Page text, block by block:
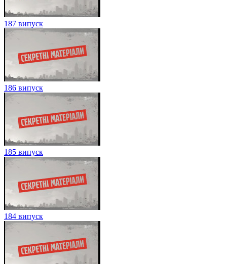
187 випуск
186 випуск
185 випуск
184 випуск